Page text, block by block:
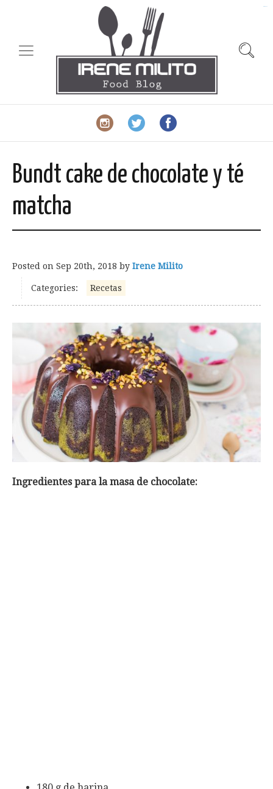
Bundt cake de chocolate y té
matcha
Posted on Sep 20th, 2018 by Irene Milito
Categories: Recetas
Ingredientes para la masa de chocolate: